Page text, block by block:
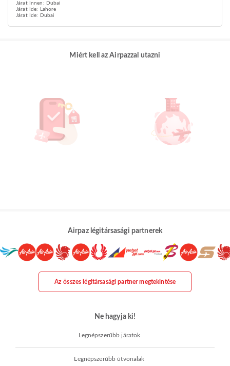
Járat Innen: Dubai
Járat Ide: Lahore
Járat Ide: Dubai
Miért kell az Airpazzal utazni
Airpaz légitársasági partnerek
Az összes légitársasági partner megtekintése
Ne hagyja ki!
Legnépszerűbb járatok
Legnépszerűbb útvonalak